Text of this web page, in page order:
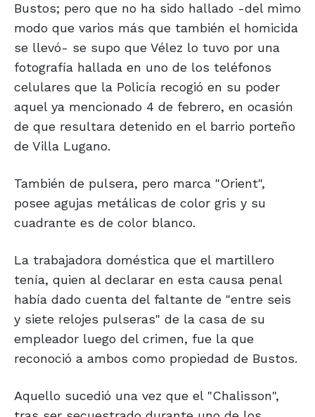
Bustos; pero que no ha sido hallado -del mimo
modo que varios más que también el homicida
se llevó- se supo que Vélez lo tuvo por una
fotografía hallada en uno de los teléfonos
celulares que la Policía recogió en su poder
aquel ya mencionado 4 de febrero, en ocasión
de que resultara detenido en el barrio porteño
de Villa Lugano.
También de pulsera, pero marca "Orient",
posee agujas metálicas de color gris y su
cuadrante es de color blanco.
La trabajadora doméstica que el martillero
tenía, quien al declarar en esta causa penal
había dado cuenta del faltante de "entre seis
y siete relojes pulseras" de la casa de su
empleador luego del crimen, fue la que
reconoció a ambos como propiedad de Bustos.
Aquello sucedió una vez que el "Chalisson",